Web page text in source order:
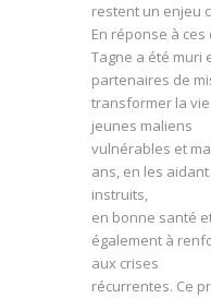
restent un enjeu
En réponse à
Tagne a été muri
partenaires de
transformer la vie
jeunes maliens
vulnérables et
ans, en les
instruits,
en bonne santé
également à
aux crises
récurrentes. Ce